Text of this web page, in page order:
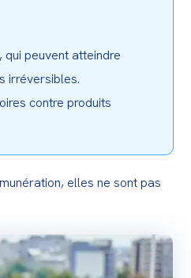
peuvent atteindre
irréversibles.
contre produits
elles ne sont pas